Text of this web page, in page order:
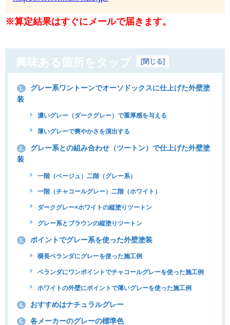
※算定結果はすぐにメールで届きます。
興味ある箇所をタップ [閉じる]
1.
グレー系ワントーンでオーソドックスに仕上げた外壁塗
装
濃いグレー（ダークグレー）で重厚感を与える
薄いグレーで爽やかさを演出する
2.
グレー系との組み合わせ（ツートン）で仕上げた外壁塗
装
一階（ベージュ）二階（グレー系）
一階（チャコールグレー）二階（ホワイト）
ダークグレー×ホワイトの縦塗りツートン
グレー系とブラウンの縦塗りツートン
3. ポイントでグレー系を使った外壁塗装
横長ベランダにグレーを使った施工例
ベランダにワンポイントでチャコールグレーを使った施工例
ホワイトの外壁にポイントで薄いグレーを使った施工例
4. おすすめはナチュラルグレー
5. 各メーカーのグレーの標準色